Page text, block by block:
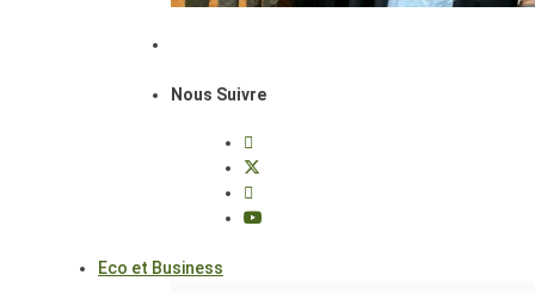
Nous Suivre
Eco et Business